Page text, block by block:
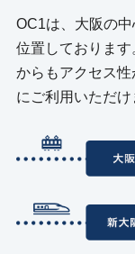
OC1は、大阪の
位置しておりま
からもアクセス
にご利用いただけ